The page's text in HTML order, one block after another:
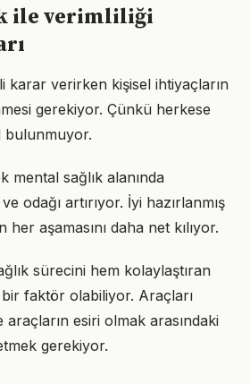
ile verimliliği
karar verirken kişisel ihtiyaçların
gerekiyor. Çünkü herkese
mental sağlık alanında
odağı artırıyor. İyi hazırlanmış
aşamasını daha net kılıyor.
sürecini hem kolaylaştıran
faktör olabiliyor. Araçları
esiri olmak arasındaki
gerekiyor.